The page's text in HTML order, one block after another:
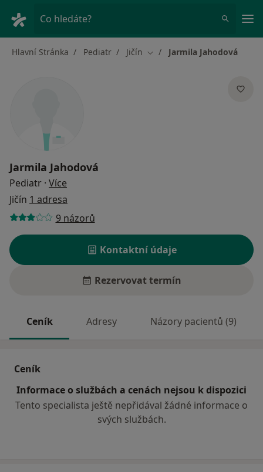
Co hledáte?
Hlavní Stránka Pediatr Jičín Změna města
Jarmila Jahodová
Jarmila Jahodová
Pediatr · Více
Jičín 1 adresa
9 názorů
Kontaktní údaje
Rezervovat termín
Ceník Adresy Názory pacientů (9)
Ceník
Informace o službách a cenách nejsou k dispozici
Tento specialista ještě nepřidával žádné informace o
svých službách.